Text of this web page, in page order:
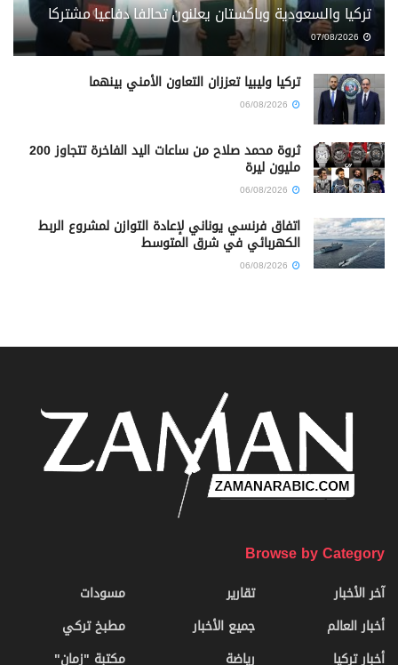
تركيا والسعودية وباكستان يعلنون تحالفا دفاعيا مشتركا
تركيا وليبيا تعززان التعاون الأمني بينهما
ثروة محمد صلاح من ساعات اليد الفاخرة تتجاوز 200
مليون ليرة
اتفاق فرنسي يوناني لإعادة التوازن لمشروع الربط
الكهربائي في شرق المتوسط
Browse by Category
آخر الأخبار
أخبار العالم
أخبار تركيا
تقارير
جميع الأخبار
رياضة
مسودات
مطبخ تركي
مكتبة "زمان"